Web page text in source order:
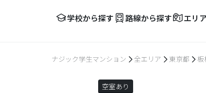
学校から探す 路線から探す エリ
ナジック学生マンション 全エリア 東京都 板
空室あり